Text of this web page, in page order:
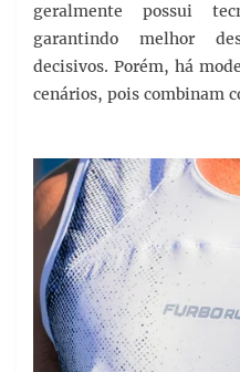
geralmente possui
garantindo melhor
decisivos. Porém, há
cenários, pois combinam